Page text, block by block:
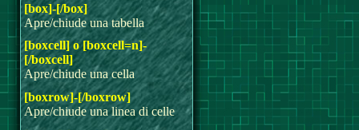
[box]-[/box]
Apre/chiude una tabella
[boxcell] o [boxcell=n]-
[/boxcell]
Apre/chiude una cella
[boxrow]-[/boxrow]
Apre/chiude una linea di celle